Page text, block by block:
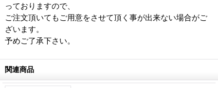
っておりますので、
ご注文頂いてもご用意をさせて頂く事が出来ない場合がご
ざいます。
予めご了承下さい。
関連商品